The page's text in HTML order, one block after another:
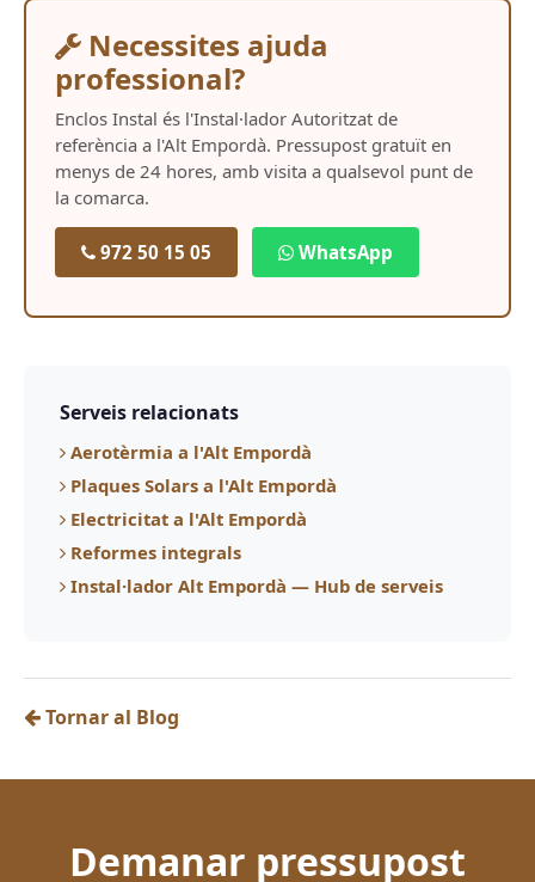
Necessites ajuda
professional?
Enclos Instal és l'Instal·lador Autoritzat de
referència a l'Alt Empordà. Pressupost gratuït en
menys de 24 hores, amb visita a qualsevol punt de
la comarca.
972 50 15 05 WhatsApp
Serveis relacionats
Aerotèrmia a l'Alt Empordà
Plaques Solars a l'Alt Empordà
Electricitat a l'Alt Empordà
Reformes integrals
Instal·lador Alt Empordà — Hub de serveis
Tornar al Blog
Demanar pressupost